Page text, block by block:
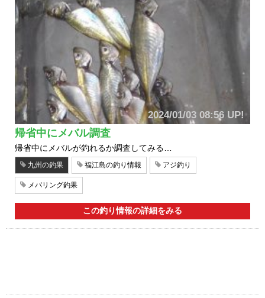
2024/01/03 08:56 UP!
帰省中にメバル調査
帰省中にメバルが釣れるか調査してみる…
九州の釣果 福江島の釣り情報 アジ釣り
メバリング釣果
この釣り情報の詳細をみる